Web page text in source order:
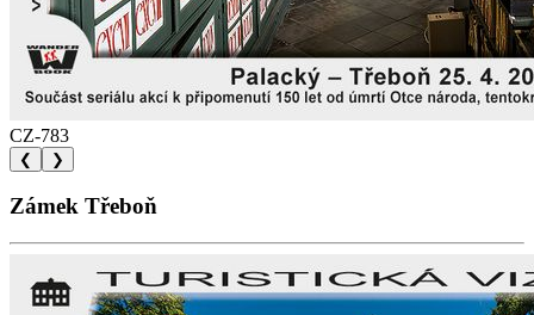
CZ-783
❮ ❯
Zámek Třeboň